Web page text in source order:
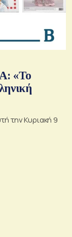
«Το
την Κυριακή 9